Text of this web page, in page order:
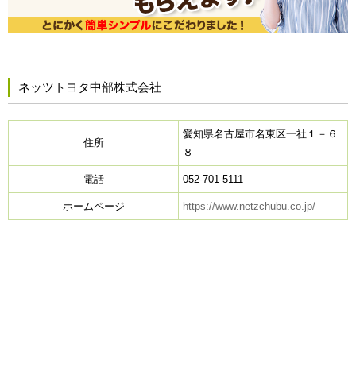
ネッツトヨタ中部株式会社
住所
愛知県名古屋市名東区一社１－６
８
電話 052-701-5111
ホームページ https://www.netzchubu.co.jp/